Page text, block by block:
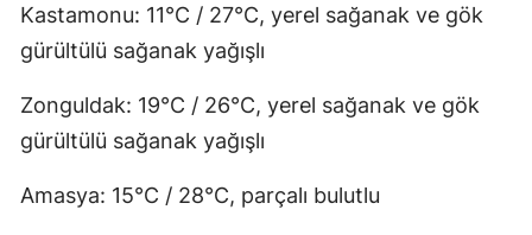
Kastamonu: 11°C / 27°C, yerel sağanak ve gök
gürültülü sağanak yağışlı
Zonguldak: 19°C / 26°C, yerel sağanak ve gök
gürültülü sağanak yağışlı
Amasya: 15°C / 28°C, parçalı bulutlu